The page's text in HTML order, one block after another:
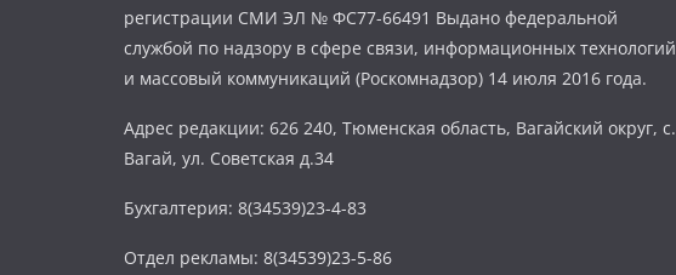
регистрации СМИ ЭЛ № ФС77-66491 Выдано федеральной
службой по надзору в сфере связи, информационных технологий
и массовый коммуникаций (Роскомнадзор) 14 июля 2016 года.
Адрес редакции: 626 240, Тюменская область, Вагайский округ, с.
Вагай, ул. Советская д.34
Бухгалтерия: 8(34539)23-4-83
Отдел рекламы: 8(34539)23-5-86